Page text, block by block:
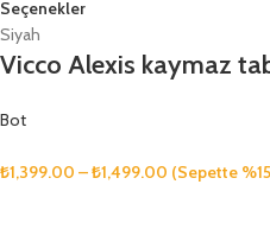
Seçenekler
Siyah
Vicco Alexis kaymaz
Bot
₺1,399.00 –₺1,499.00 (Sepette